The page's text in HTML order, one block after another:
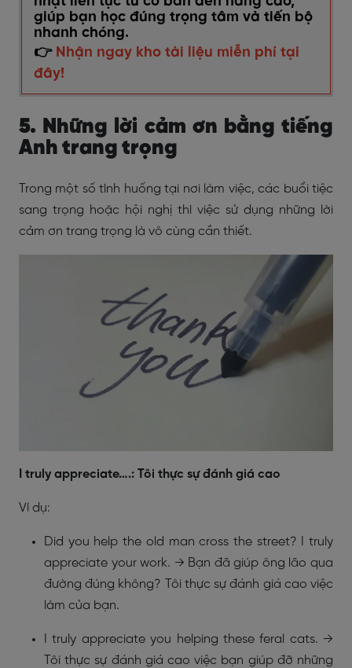
giúp bạn học đúng trọng tâm và tiến bộ
nhanh chóng.
👉 Nhận ngay kho tài liệu miễn phí tại
đây!
5. Những lời cảm ơn bằng tiếng
Anh trang trọng
Trong một số tình huống tại nơi làm việc, các buổi tiệc
sang trọng hoặc hội nghị thì việc sử dụng những lời
cảm ơn trang trọng là vô cùng cần thiết.
I truly appreciate….: Tôi thực sự đánh giá cao
Ví dụ:
Did you help the old man cross the street? I truly
appreciate your work. → Bạn đã giúp ông lão qua
đường đúng không? Tôi thực sự đánh giá cao việc
làm của bạn.
I truly appreciate you helping these feral cats. →
Tôi thực sự đánh giá cao việc bạn giúp đỡ những